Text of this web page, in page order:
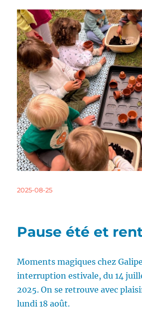
Publié
2025-08-25
Pause été et
Moments magiques chez
interruption estivale, du 14
2025. On se retrouve avec
lundi 18 août.